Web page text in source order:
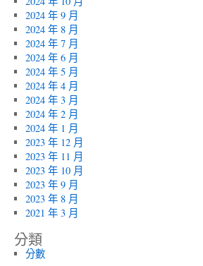
2024 年 9 月
2024 年 8 月
2024 年 7 月
2024 年 6 月
2024 年 5 月
2024 年 4 月
2024 年 3 月
2024 年 2 月
2024 年 1 月
2023 年 12 月
2023 年 11 月
2023 年 10 月
2023 年 9 月
2023 年 8 月
2021 年 3 月
分類
分數